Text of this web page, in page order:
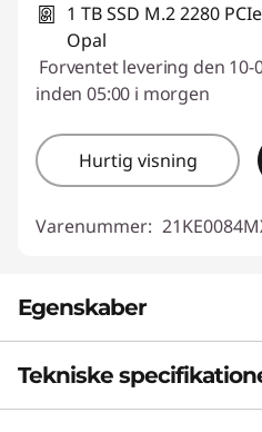
1 TB SSD M.2 2280
Opal
Forventet levering den 10-
inden 05:00 i morgen
Hurtig visning
Varenummer:
Egenskaber
Sæt AI til at
Tekniske